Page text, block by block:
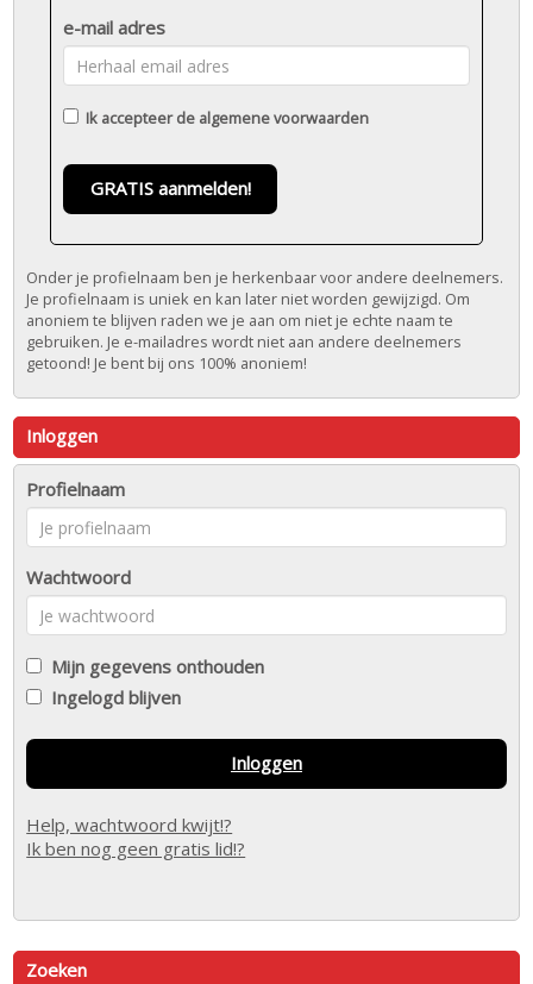
e-mail adres
Ik accepteer de algemene voorwaarden
GRATIS aanmelden!
Onder je profielnaam ben je herkenbaar voor andere deelnemers.
Je profielnaam is uniek en kan later niet worden gewijzigd. Om
anoniem te blijven raden we je aan om niet je echte naam te
gebruiken. Je e-mailadres wordt niet aan andere deelnemers
getoond! Je bent bij ons 100% anoniem!
Inloggen
Profielnaam
Wachtwoord
Mijn gegevens onthouden
Ingelogd blijven
Inloggen
Help, wachtwoord kwijt!?
Ik ben nog geen gratis lid!?
Zoeken